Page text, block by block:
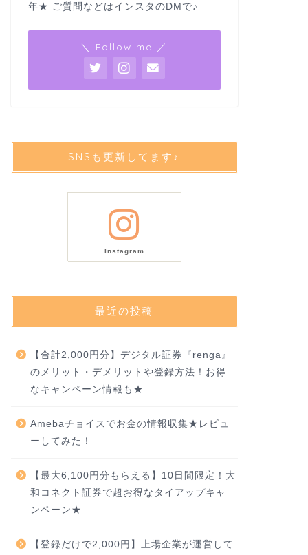
年★ ご質問などはインスタのDMで♪
＼ Follow me ／
SNSも更新してます♪
Instagram
最近の投稿
【合計2,000円分】デジタル証券『renga』
のメリット・デメリットや登録方法！お得
なキャンペーン情報も★
Amebaチョイスでお金の情報収集★レビュ
ーしてみた！
【最大6,100円分もらえる】10日間限定！大
和コネクト証券で超お得なタイアップキャ
ンペーン★
【登録だけで2,000円】上場企業が運営して